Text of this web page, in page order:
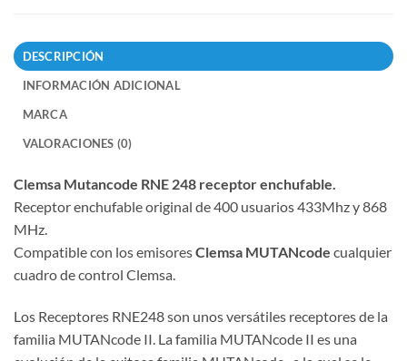
DESCRIPCIÓN
INFORMACIÓN ADICIONAL
MARCA
VALORACIONES (0)
Clemsa Mutancode RNE 248 receptor enchufable.
Receptor enchufable original de 400 usuarios 433Mhz y 868
MHz.
Compatible con los emisoresClemsa MUTANcode cualquier
cuadro de control Clemsa.
Los Receptores RNE248 son unos versátiles receptores de la
familia MUTANcode II. La familia MUTANcode II es una